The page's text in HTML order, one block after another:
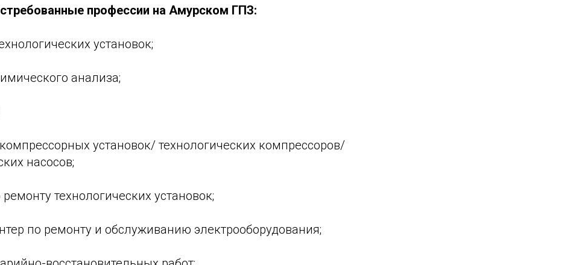
профессии на Амурском ГПЗ:
установок;
анализа;
установок/ технологических компрессоров/
насосов;
технологических установок;
по ремонту и обслуживанию электрооборудования;